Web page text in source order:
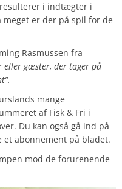
i indtægter i
meget er der på spil for de
Rasmussen fra
eller gæster, der tager på
mange
af Fisk & Fri i
Du kan også gå ind på
et abonnement på bladet.
mod de forurenende